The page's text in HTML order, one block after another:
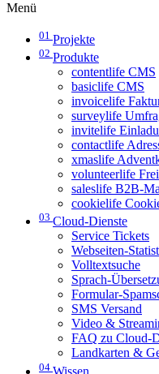
Menü
01 Projekte
02 Produkte
contentlife CMS
basiclife CMS
invoicelife
surveylife
invitelife
contactlife
xmaslife
volunteerlife
saleslife B2B-
cookielife
03 Cloud-Dienste
Service Tickets
Webseiten-
Volltextsuche
Sprach-
Formular-
SMS Versand
Video &
FAQ zu Cloud-
Landkarten &
04 Wissen